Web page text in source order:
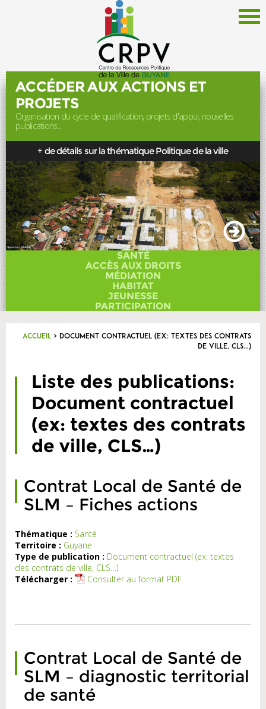
Liens
Offres d'emploi
Actualités
Newsletter
Contact
Le CRPV
Thématiques
Documentation
Politique de la Ville
ACCÉDER AUX ACTIONS ET
PROJETS
Organisation du cycle de qualification, projets d'appui, nouvelles
publications...
+ de détails sur la thématique Politique de la ville
SANTÉ
ACCÈS AUX DROITS
MÉDIATION
HABITAT
JEUNESSE
PARTICIPATION
Accueil > Document contractuel (ex: textes des contrats
de ville, CLS…)
Liste des publications:
Document contractuel
(ex: textes des contrats
de ville, CLS…)
Contrat Local de Santé de
SLM – Fiches actions
Thématique : Santé
Territoire : Guyane
Type de publication : Document contractuel (ex: textes
des contrats de ville, CLS…)
Télécharger :
Consulter au format PDF
Contrat Local de Santé de
SLM – diagnostic territorial
de santé